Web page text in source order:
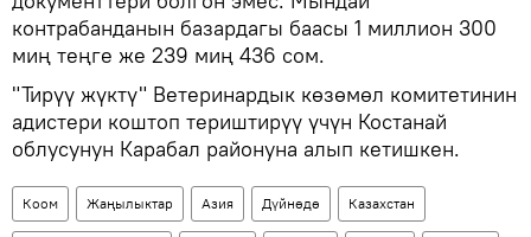
контрабанданын базардагы баасы 1 миллион 300
миң теңге же 239 миң 436 сом.
"Тирүү жүктү" Ветеринардык көзөмөл комитетинин
адистери коштоп териштирүү үчүн Костанай
облусунун Карабал районуна алып кетишкен.
Коом Жаңылыктар Азия Дүйнөдө Казахстан